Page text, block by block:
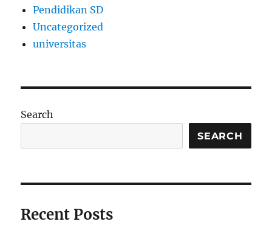
Pendidikan SD
Uncategorized
universitas
Search
SEARCH
Recent Posts